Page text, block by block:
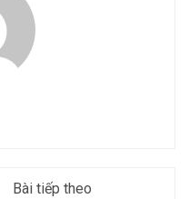
Bài tiếp theo